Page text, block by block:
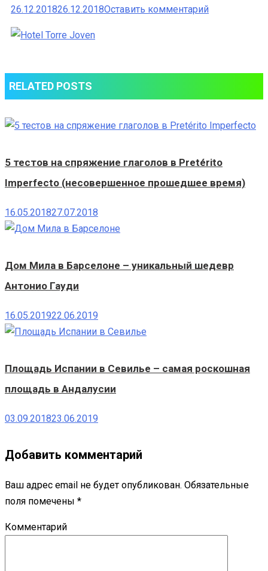
26.12.201826.12.2018Оставить комментарийк
RELATED POSTS
5 тестов на спряжение глаголов в Pretérito
Imperfecto (несовершенное прошедшее время)
16.05.201827.07.2018
Дом Мила в Барселоне – уникальный шедевр
Антонио Гауди
16.05.201922.06.2019
Площадь Испании в Севилье – самая роскошная
площадь в Андалусии
03.09.201823.06.2019
Добавить комментарий
Ваш адрес email не будет опубликован. Обязательные
поля помечены *
Комментарий